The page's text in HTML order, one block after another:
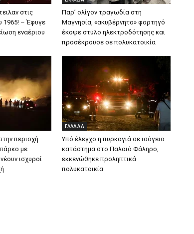
στις
1965! – Έφυγε
εναέριου
Παρ’ ολίγον τραγωδία στη
Μαγνησία, «ακυβέρνητο» φορτηγό
έκοψε στύλο ηλεκτροδότησης και
προσέκρουσε σε πολυκατοικία
περιοχή
με
ισχυροί
ΕΛΛΑΔΑ
Υπό έλεγχο η πυρκαγιά σε ισόγειο
κατάστημα στο Παλαιό Φάληρο,
εκκενώθηκε προληπτικά
πολυκατοικία